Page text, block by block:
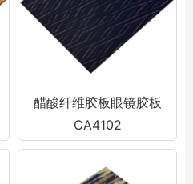
醋酸纤维胶板眼镜胶板
CA4102